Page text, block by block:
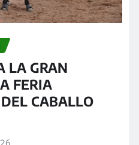
LA GRAN
FERIA
CABALLO